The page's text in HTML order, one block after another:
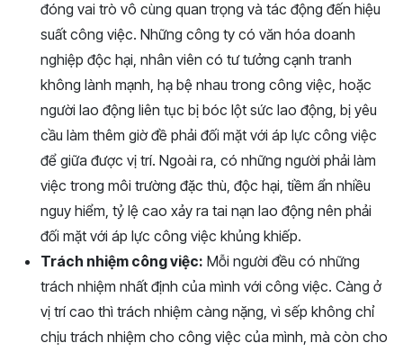
đóng vai trò vô cùng quan trọng và tác động đến hiệu
suất công việc. Những công ty có văn hóa doanh
nghiệp độc hại, nhân viên có tư tưởng cạnh tranh
không lành mạnh, hạ bệ nhau trong công việc, hoặc
người lao động liên tục bị bóc lột sức lao động, bị yêu
cầu làm thêm giờ đề phải đối mặt với áp lực công việc
để giữa được vị trí. Ngoài ra, có những người phải làm
việc trong môi trường đặc thù, độc hại, tiềm ẩn nhiều
nguy hiểm, tỷ lệ cao xảy ra tai nạn lao động nên phải
đối mặt với áp lực công việc khủng khiếp.
Trách nhiệm công việc: Mỗi người đều có những
trách nhiệm nhất định của mình với công việc. Càng ở
vị trí cao thì trách nhiệm càng nặng, vì sếp không chỉ
chịu trách nhiệm cho công việc của mình, mà còn cho